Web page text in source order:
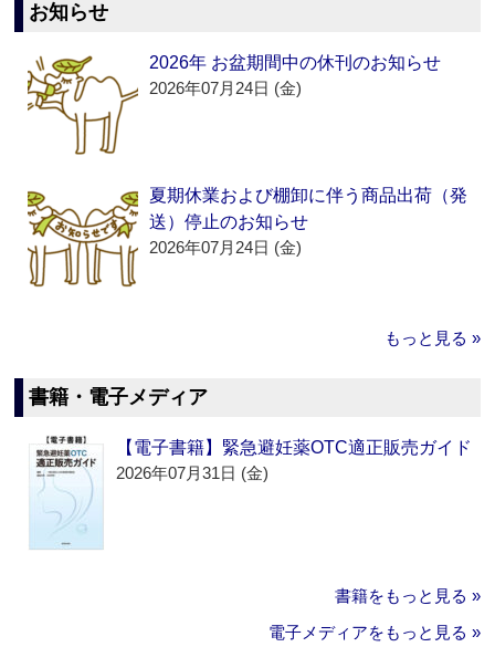
お知らせ
2026年 お盆期間中の休刊のお知らせ
2026年07月24日 (金)
夏期休業および棚卸に伴う商品出荷（発
送）停止のお知らせ
2026年07月24日 (金)
もっと見る »
書籍・電子メディア
【電子書籍】緊急避妊薬OTC適正販売ガイド
2026年07月31日 (金)
書籍をもっと見る »
電子メディアをもっと見る »